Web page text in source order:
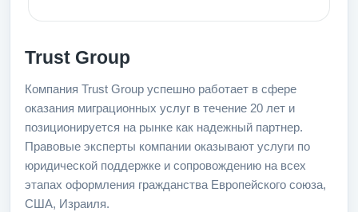
Trust Group
Компания Trust Group успешно работает в сфере
оказания миграционных услуг в течение 20 лет и
позиционируется на рынке как надежный партнер.
Правовые эксперты компании оказывают услуги по
юридической поддержке и сопровождению на всех
этапах оформления гражданства Европейского союза,
США, Израиля.